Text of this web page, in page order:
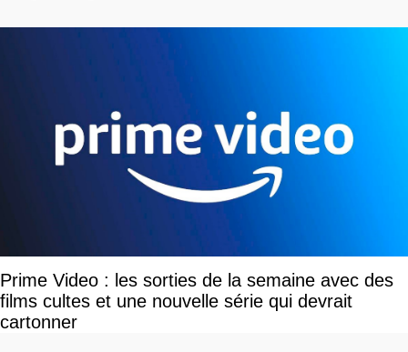
Prime Video : les sorties de la semaine avec des
films cultes et une nouvelle série qui devrait
cartonner